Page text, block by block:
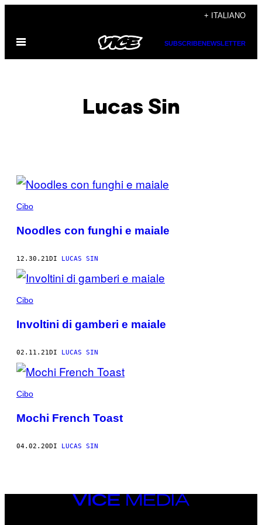
contenuto
+ ITALIANO
Apri
menu
SUBSCRIBENEWSLETTER
Lucas Sin
POSTS
BY
THIS
Cibo
Noodles con funghi e maiale
12.30.21DI LUCAS SIN
Cibo
Involtini di gamberi e maiale
02.11.21DI LUCAS SIN
Cibo
Mochi French Toast
04.02.20DI LUCAS SIN
VICE
MEDIA